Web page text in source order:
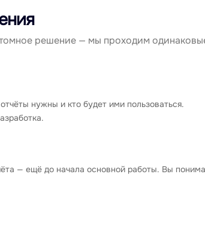
решение — мы проходим
нужны и кто будет ими пользоваться.
— ещё до начала основной работы. Вы